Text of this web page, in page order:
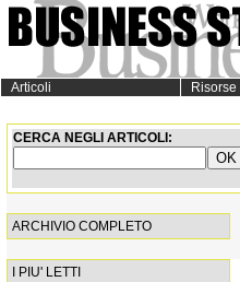
Articoli Risorse
CERCA NEGLI ARTICOLI:
ARCHIVIO COMPLETO
I PIU' LETTI